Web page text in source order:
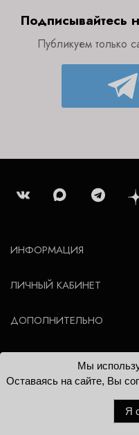
Подписывайтесь
Публикуем только
ИНФОРМАЦИЯ
ЛИЧНЫЙ КАБИНЕТ
ДОПОЛНИТЕЛЬНО
© 2012-
Мы
Оставаясь на сайте, Вы
Я